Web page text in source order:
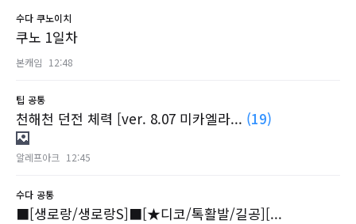
수다 쿠노이치
쿠노 1일차
본캐임 12:48
팁 공통
천해천 던전 체력 [ver. 8.07 미카엘라... (19)
알레프아크 12:45
수다 공통
■[생로랑/생로랑S]■[★디코/톡활발/길공][...